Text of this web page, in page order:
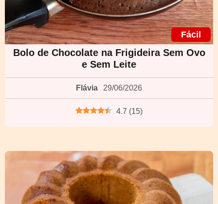
Fácil
Bolo de Chocolate na Frigideira Sem Ovo
e Sem Leite
Flávia 29/06/2026
4.7 (15)